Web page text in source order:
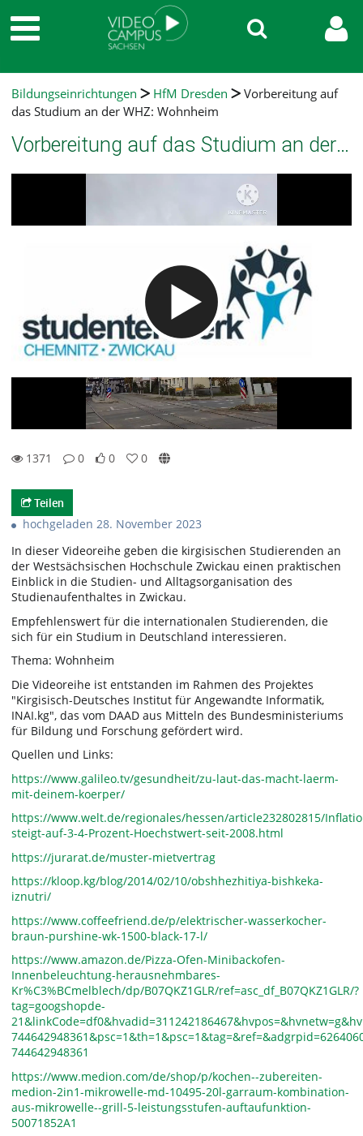
Bildungseinrichtungen HfM Dresden
Vorbereitung auf
das Studium an der WHZ: Wohnheim
Vorbereitung auf das Studium an der WHZ: Wohnheim
1371
0
0
0
Teilen
hochgeladen 28. November 2023
In dieser Videoreihe geben die kirgisischen Studierenden an
der Westsächsischen Hochschule Zwickau einen praktischen
Einblick in die Studien- und Alltagsorganisation des
Studienaufenthaltes in Zwickau.
Empfehlenswert für die internationalen Studierenden, die
sich für ein Studium in Deutschland interessieren.
Thema: Wohnheim
Die Videoreihe ist entstanden im Rahmen des Projektes
"Kirgisisch-Deutsches Institut für Angewandte Informatik,
INAI.kg", das vom DAAD aus Mitteln des Bundesministeriums
für Bildung und Forschung gefördert wird.
Quellen und Links:
https://www.galileo.tv/gesundheit/zu-laut-das-macht-laerm-
mit-deinem-koerper/
https://www.welt.de/regionales/hessen/article232802815/
steigt-auf-3-4-Prozent-Hoechstwert-seit-2008.html
https://jurarat.de/muster-mietvertrag
https://kloop.kg/blog/2014/02/10/obshhezhitiya-bishkeka-
iznutri/
https://www.coffeefriend.de/p/elektrischer-wasserkocher-
braun-purshine-wk-1500-black-17-l/
https://www.amazon.de/Pizza-Ofen-Minibackofen-
Innenbeleuchtung-herausnehmbares-
Kr%C3%BCmelblech/dp/B07QKZ1GLR/ref=asc_df_B07QKZ1GLR/?
tag=googshopde-
744642948361
https://www.medion.com/de/shop/p/kochen--zubereiten-
medion-2in1-mikrowelle-md-10495-20l-garraum-kombination-
aus-mikrowelle--grill-5-leistungsstufen-auftaufunktion-
50071852A1